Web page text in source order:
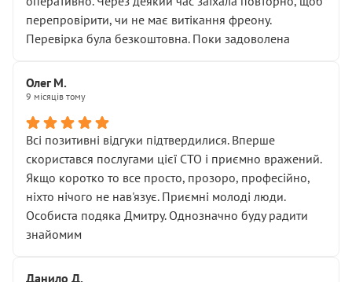
перепровірити, чи не має витікання фреону.
Перевірка була безкоштовна. Поки задоволена
Олег М.
9 місяців тому
Всі позитивні відгуки підтвердилися. Вперше
скористався послугами цієї СТО і приємно вражений.
Якщо коротко то все просто, прозоро, професійно,
ніхто нічого не нав'язує. Приємні молоді люди.
Особиста подяка Дмитру. Однозначно буду радити
знайомим
Данило Д.